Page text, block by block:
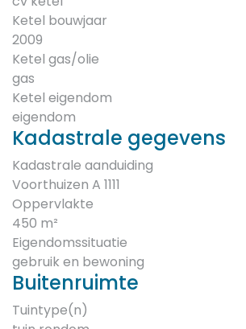
Ketel bouwjaar
2009
Ketel gas/olie
gas
Ketel eigendom
eigendom
Kadastrale gegevens
Kadastrale aanduiding
Voorthuizen A 1111
Oppervlakte
450 m²
Eigendomssituatie
gebruik en bewoning
Buitenruimte
Tuintype(n)